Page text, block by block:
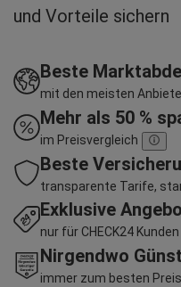
und Vorteile sichern
Beste
mit den meisten
Mehr als 50 %
im Preisvergleich
Beste
transparente Tarife,
Exklusive
nur für CHECK24 Kunden
Nirgendwo
immer zum besten